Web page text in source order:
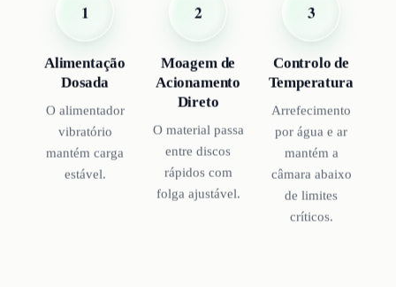
1
Alimentação
Dosada
O alimentador
vibratório
mantém carga
estável.
2
Moagem de
Acionamento
Direto
O material passa
entre discos
rápidos com
folga ajustável.
3
Controlo de
Temperatura
Arrefecimento
por água e ar
mantém a
câmara abaixo
de limites
críticos.